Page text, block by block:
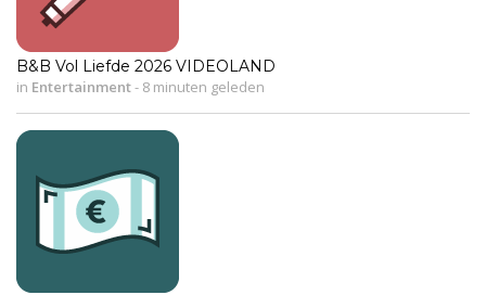
B&B Vol Liefde 2026 VIDEOLAND
in Entertainment- 8 minuten geleden